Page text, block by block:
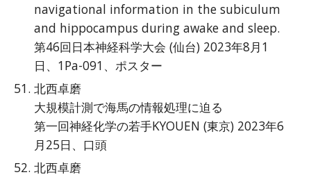
navigational information in the subiculum
and hippocampus during awake and sleep.
第46回日本神経科学大会 (仙台) 2023年8月1
日、1Pa-091、ポスター
北西卓磨
大規模計測で海馬の情報処理に迫る
第一回神経化学の若手KYOUEN (東京) 2023年6
月25日、口頭
北西卓磨